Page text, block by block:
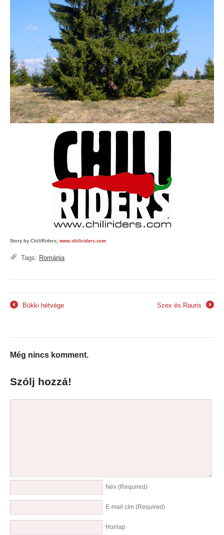
Story by ChiliRiders; www.chiliriders.com
Tags: Románia
Bükki hétvége
Szex és Rauris
Még nincs komment.
Szólj hozzá!
Név (Required)
E-mail cím (Required)
Honlap